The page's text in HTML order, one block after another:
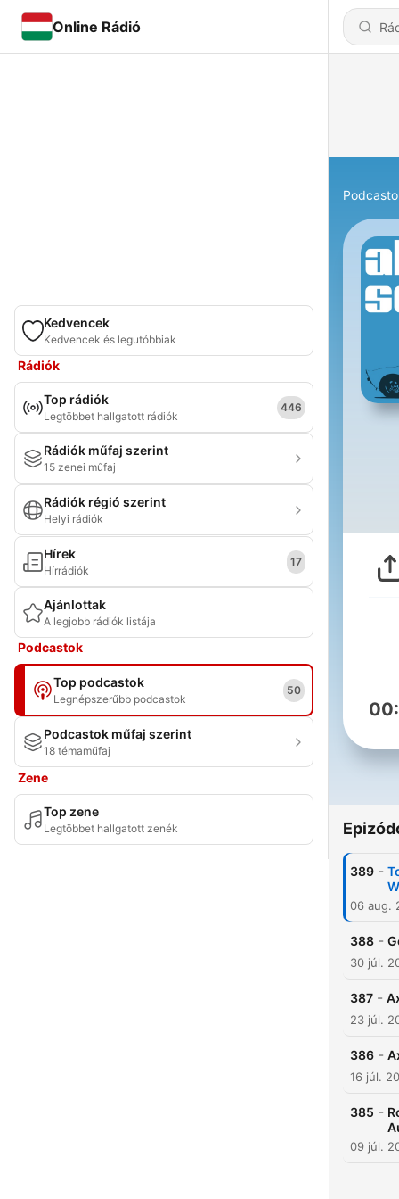
Online Rádió
Kedvencek
Kedvencek és legutóbbiak
Rádiók
Top rádiók
Legtöbbet hallgatott rádiók
446
Rádiók műfaj szerint
15 zenei műfaj
Rádiók régió szerint
Helyi rádiók
Hírek
Hírrádiók
17
Ajánlottak
A legjobb rádiók listája
Podcastok
Top podcastok
Legnépszerűbb podcastok
50
Podcastok műfaj szerint
18 témaműfaj
Zene
Top zene
Legtöbbet hallgatott zenék
389 -
06 aug.
388 -
30 júl.
387 -
23 júl.
386 -
16 júl.
385 -
09 júl.